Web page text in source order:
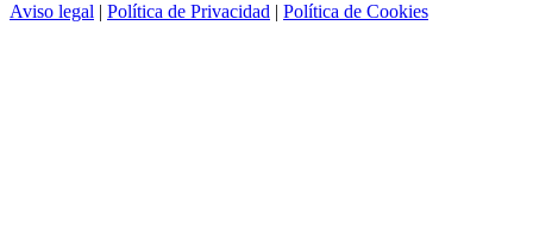
Aviso legal | Política de Privacidad | Política de Cookies